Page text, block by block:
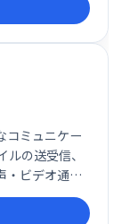
コミュニケー
の送受信、
・ビデオ通話
先し、安全に
。